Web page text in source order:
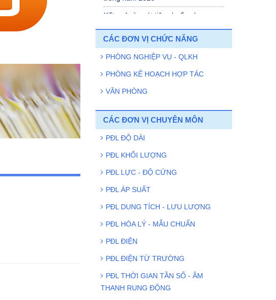
trong năm 2026
phát triển công nghệ chiến lược Việt
Nam: Nền tảng vững chắc cho đổi
mới sáng tạo
Viện Đo lường Việt Nam tích cực
tình nguyện năm 2026
Luật Tiêu chuẩn và Quy chuẩn kỹ
thuật sữa đổi năm 2025: Quy định rõ
thời hạn 12 tháng trong xây dựng
hợp tác quốc tế với Viện Đo lường và
Thử nghiệm Quảng Tây
CÁC ĐƠN VỊ CHỨC NĂNG
PHÒNG NGHIỆP VỤ - QLKH
PHÒNG KẾ HOẠCH HỢP TÁC
VĂN PHÒNG
CÁC ĐƠN VỊ CHUYÊN MÔN
PĐL ĐỘ DÀI
PĐL KHỐI LƯỢNG
PĐL LỰC - ĐỘ CỨNG
PĐL ÁP SUẤT
PĐL DUNG TÍCH - LƯU LƯỢNG
PĐL HÓA LÝ - MẪU CHUẨN
PĐL ĐIỆN
PĐL ĐIỆN TỪ TRƯỜNG
PĐL THỜI GIAN TẦN SỐ - ÂM
THANH RUNG ĐỘNG